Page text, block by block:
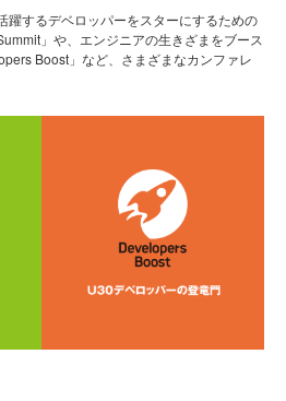
躍するデベロッパーをスターにするための
」や、エンジニアの生きざまをブース
Boost」など、さまざまなカンファレ